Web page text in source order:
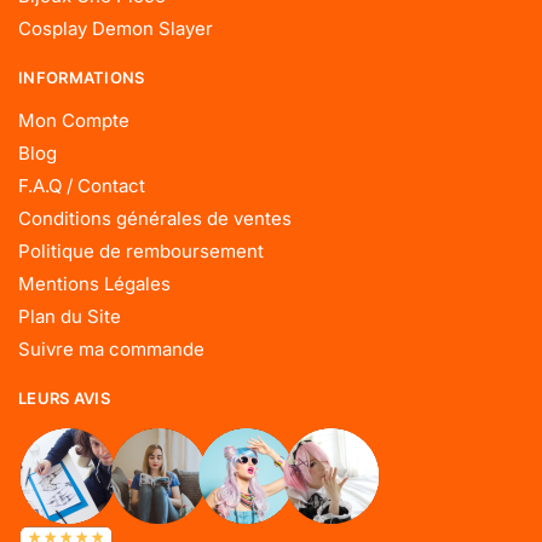
Cosplay Demon Slayer
INFORMATIONS
Mon Compte
Blog
F.A.Q / Contact
Conditions générales de ventes
Politique de remboursement
Mentions Légales
Plan du Site
Suivre ma commande
LEURS AVIS